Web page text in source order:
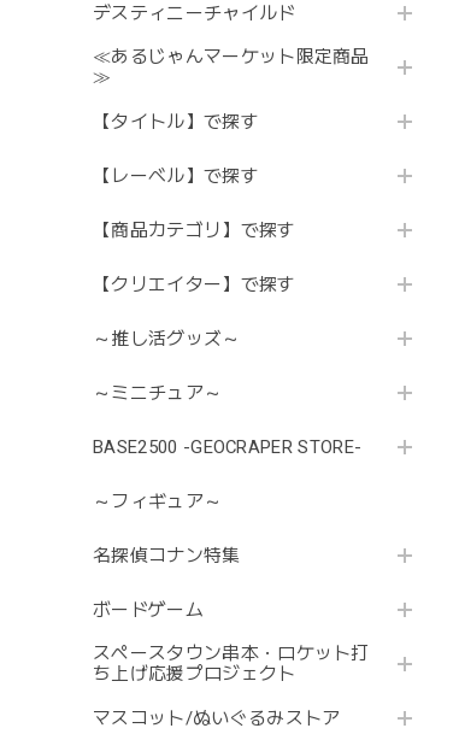
デスティニーチャイルド
≪あるじゃんマーケット限定商品
≫
【タイトル】で探す
【レーベル】で探す
【商品カテゴリ】で探す
【クリエイター】で探す
～推し活グッズ～
～ミニチュア～
BASE2500 -GEOCRAPER STORE-
～フィギュア～
名探偵コナン特集
ボードゲーム
スペースタウン串本・ロケット打
ち上げ応援プロジェクト
マスコット/ぬいぐるみストア